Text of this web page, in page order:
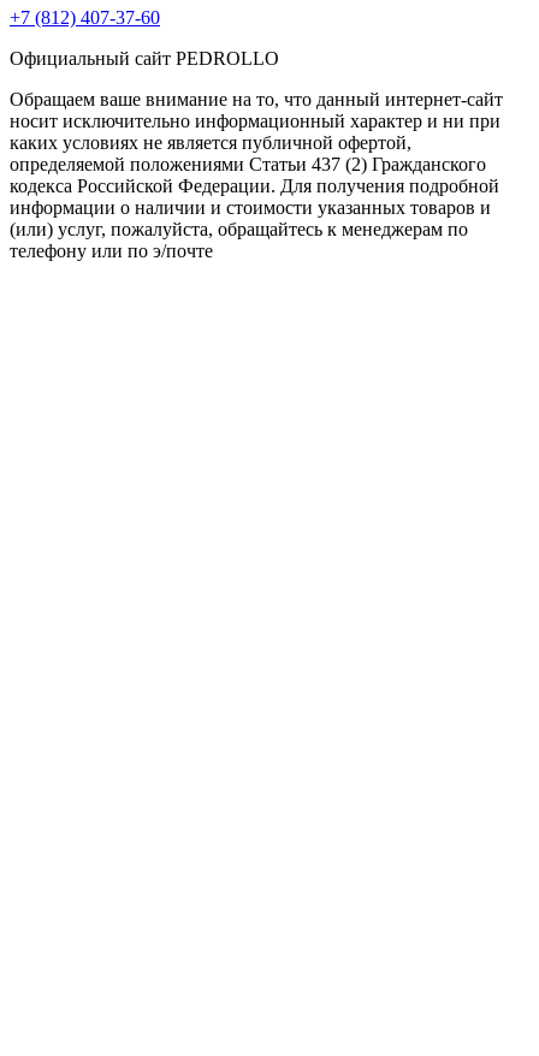
+7 (812) 407-37-60
Официальный сайт PEDROLLO
Обращаем ваше внимание на то, что данный интернет-сайт
носит исключительно информационный характер и ни при
каких условиях не является публичной офертой,
определяемой положениями Статьи 437 (2) Гражданского
кодекса Российской Федерации. Для получения подробной
информации о наличии и стоимости указанных товаров и
(или) услуг, пожалуйста, обращайтесь к менеджерам по
телефону или по э/почте